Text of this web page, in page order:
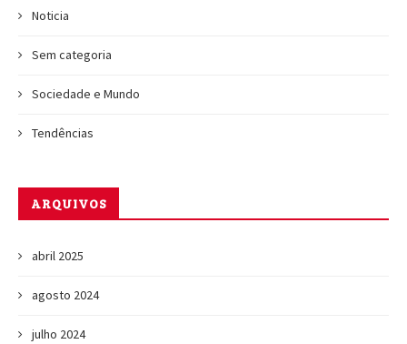
Noticia
Sem categoria
Sociedade e Mundo
Tendências
ARQUIVOS
abril 2025
agosto 2024
julho 2024